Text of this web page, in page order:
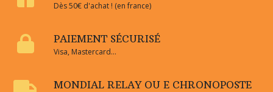
Dès 50€ d'achat ! (en france)
PAIEMENT SÉCURISÉ
Visa, Mastercard...
MONDIAL RELAY OU E CHRONOPOSTE